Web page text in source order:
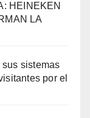
HEINEKEN
LA
sistemas
por el